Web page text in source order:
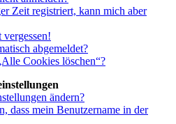
Zeit registriert, kann mich aber
abgemeldet?
Cookies löschen“?
ändern?
dass mein Benutzername in der